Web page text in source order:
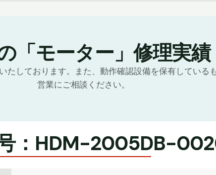
「モーター」修理実績
しております。また、動作確認設備を保有している
営業にご相談ください。
：HDM-2005DB-